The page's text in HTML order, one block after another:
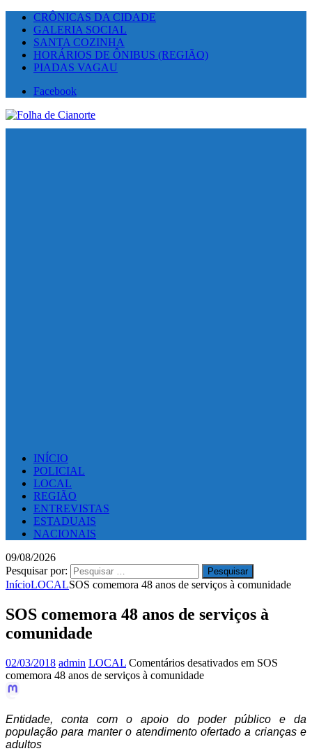
CRÔNICAS DA CIDADE
GALERIA SOCIAL
SANTA COZINHA
HORÁRIOS DE ÔNIBUS (REGIÃO)
PIADAS VAGAU
Facebook
INÍCIO
POLICIAL
LOCAL
REGIÃO
ENTREVISTAS
ESTADUAIS
NACIONAIS
09/08/2026
Pesquisar por:
InícioLOCALSOS comemora 48 anos de serviços à comunidade
SOS comemora 48 anos de serviços à
comunidade
02/03/2018 admin LOCAL Comentários desativados em SOS
comemora 48 anos de serviços à comunidade
Entidade, conta com o apoio do poder público e da
população para manter o atendimento ofertado a crianças e
adultos